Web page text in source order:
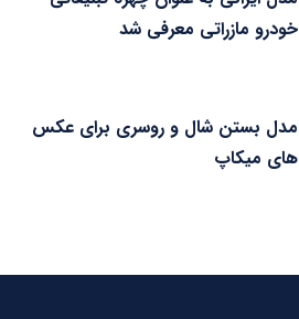
خودرو مازراتی معرفی شد
مدل بستن شال و روسری برای عکس
های میکاپ